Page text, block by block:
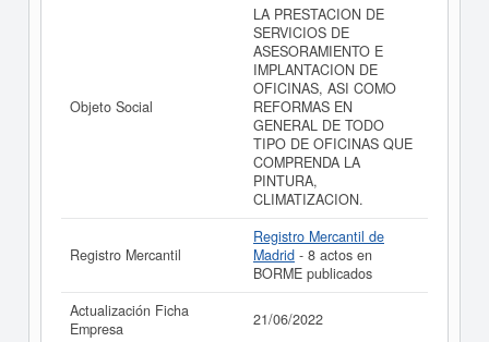
acceder inmediatamente a este
de A MULTIPLE ASESORIA E
IMPLANTACION DE OFICINAS S.L. y consultar los
resultados de sus años de actividad, así como los
balances y cuentas de resultados disponibles.
La última actualización del informe de empresa se ha
realizado el 21/06/2022.
Objeto Social
LA PRESTACION DE
SERVICIOS DE
ASESORAMIENTO E
IMPLANTACION DE
OFICINAS, ASI COMO
REFORMAS EN
GENERAL DE TODO
TIPO DE OFICINAS QUE
COMPRENDA LA
PINTURA,
CLIMATIZACION.
Registro Mercantil
Registro Mercantil de
Madrid - 8 actos en
BORME publicados
Actualización Ficha
Empresa
21/06/2022